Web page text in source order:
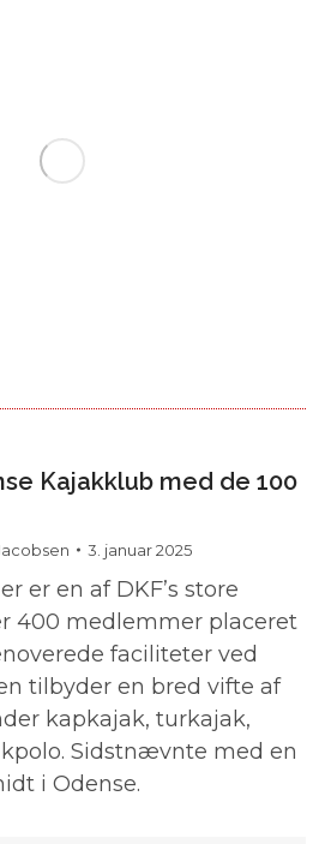
Kajakklub med de 100
3. januar 2025
er en af DKF’s store
400 medlemmer placeret
faciliteter ved
tilbyder en bred vifte af
kapkajak, turkajak,
Sidstnævnte med en
i Odense.